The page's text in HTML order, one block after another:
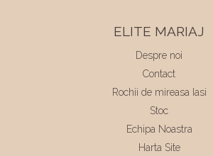
ELITE MARIAJ
Despre noi
Contact
Rochii de mireasa Iasi
Stoc
Echipa Noastra
Harta Site